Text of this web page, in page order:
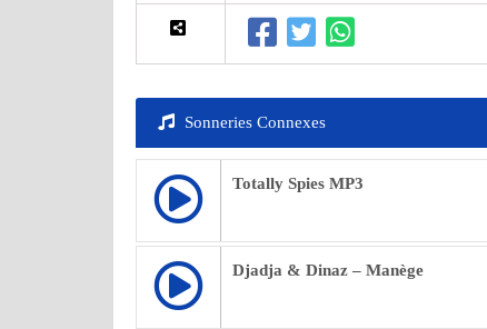
Sonneries Connexes
Totally Spies MP3
Djadja & Dinaz – Manège